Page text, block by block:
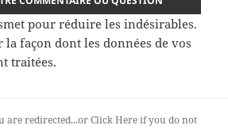
pour réduire les indésirables.
façon dont les données de vos
traitées.
are redirected...orClick Hereif you do not